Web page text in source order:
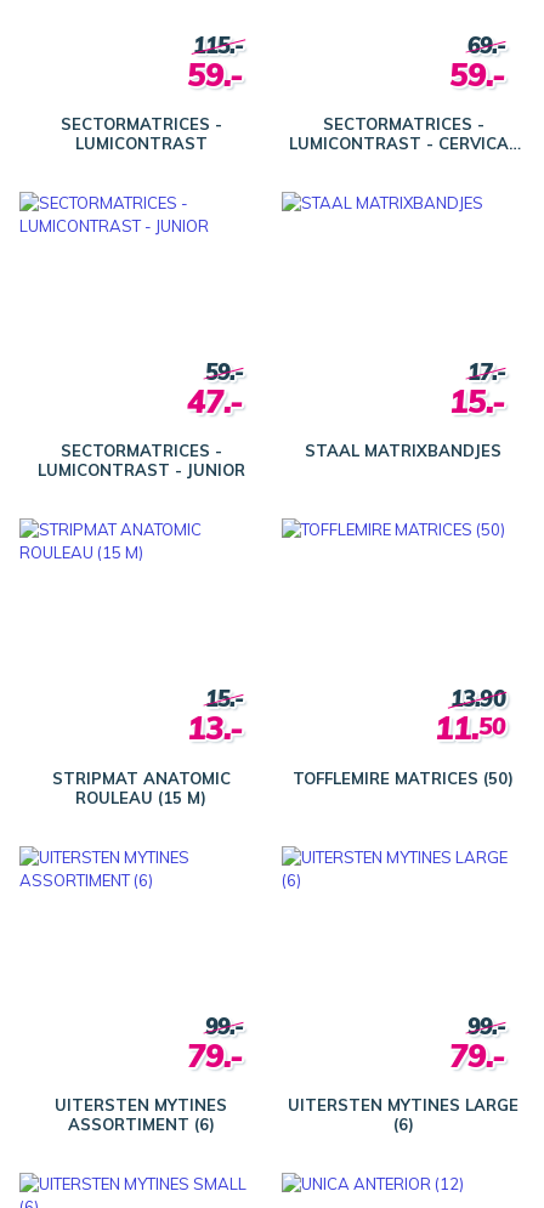
SECTORMATRICES -
LUMICONTRAST
115.-
59.-
SECTORMATRICES -
LUMICONTRAST - CERVICAL
69.-
59.-
SECTORMATRICES -
LUMICONTRAST - JUNIOR
59.-
47.-
STAAL MATRIXBANDJES
17.-
15.-
STRIPMAT ANATOMIC
ROULEAU (15 M)
15.-
13.-
TOFFLEMIRE MATRICES (50)
13.90
11.50
UITERSTEN MYTINES
ASSORTIMENT (6)
99.-
79.-
UITERSTEN MYTINES LARGE
(6)
99.-
79.-